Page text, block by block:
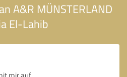
A&R MÜNSTERLAND
El-Lahib